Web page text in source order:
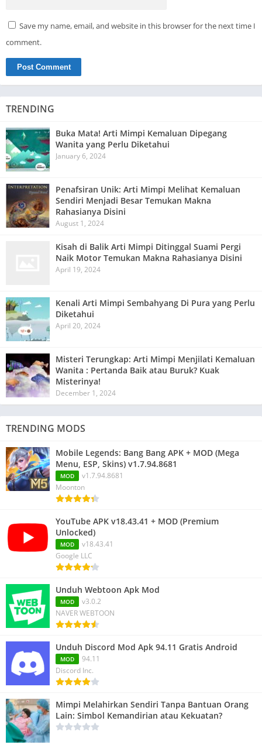
Save my name, email, and website in this browser for the next time I
comment.
TRENDING
Buka Mata! Arti Mimpi Kemaluan Dipegang
Wanita yang Perlu Diketahui
January 6, 2024
Penafsiran Unik: Arti Mimpi Melihat Kemaluan
Sendiri Menjadi Besar Temukan Makna
Rahasianya Disini
August 1, 2024
Kisah di Balik Arti Mimpi Ditinggal Suami Pergi
Naik Motor Temukan Makna Rahasianya Disini
April 19, 2024
Kenali Arti Mimpi Sembahyang Di Pura yang Perlu
Diketahui
April 20, 2024
Misteri Terungkap: Arti Mimpi Menjilati Kemaluan
Wanita : Pertanda Baik atau Buruk? Kuak
Misterinya!
December 1, 2024
TRENDING MODS
Mobile Legends: Bang Bang APK + MOD (Mega
Menu, ESP, Skins) v1.7.94.8681
MOD
v1.7.94.8681
Moonton
YouTube APK v18.43.41 + MOD (Premium
Unlocked)
MOD
v18.43.41
Google LLC
Unduh Webtoon Apk Mod
MOD
v3.0.2
NAVER WEBTOON
Unduh Discord Mod Apk 94.11 Gratis Android
MOD
94.11
Discord Inc.
Mimpi Melahirkan Sendiri Tanpa Bantuan Orang
Lain: Simbol Kemandirian atau Kekuatan?